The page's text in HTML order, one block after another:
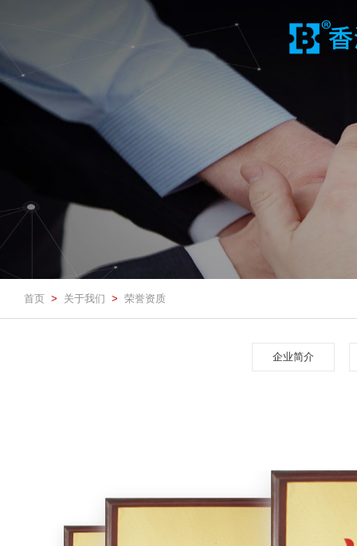
首页 > 关于我们 > 荣誉资质
企业简介